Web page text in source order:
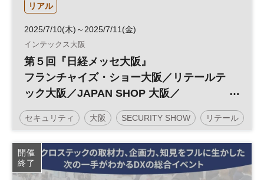
リアル
2025/7/10(木)～2025/7/11(金)
インテックス大阪
第５回『日経メッセ大阪』
フランチャイズ・ショー大阪／リテールテ
ック大阪／JAPAN SHOP 大阪／
SECURITY SHOW 大阪／建築・建材展大
阪
セキュリティ 大阪 SECURITY SHOW リテール
日経メッセ デザイン 働き方改革 投資
リテールテック フランチャイズ JAPAN SHOP
開催
終了